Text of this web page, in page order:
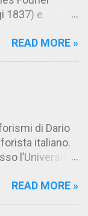
1837) e
raccolta di
che ritiene
per averlo
Ciò lo
analitico dei
Traduzione
Volume 29,
READ MORE »
di Dario
italiano.
l’Università
Meglio un
READ MORE »